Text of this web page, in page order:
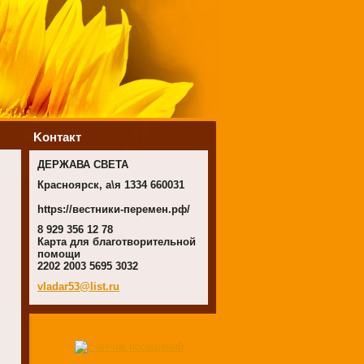
Koнтакт
ДЕРЖАВА СВЕТА
Красноярск, а\я 1334 660031
https://вестники-перемен.рф/
8 929 356 12 78
Карта для благотворительной
помощи
2202 2003 5695 3032
vladar53@list.ru